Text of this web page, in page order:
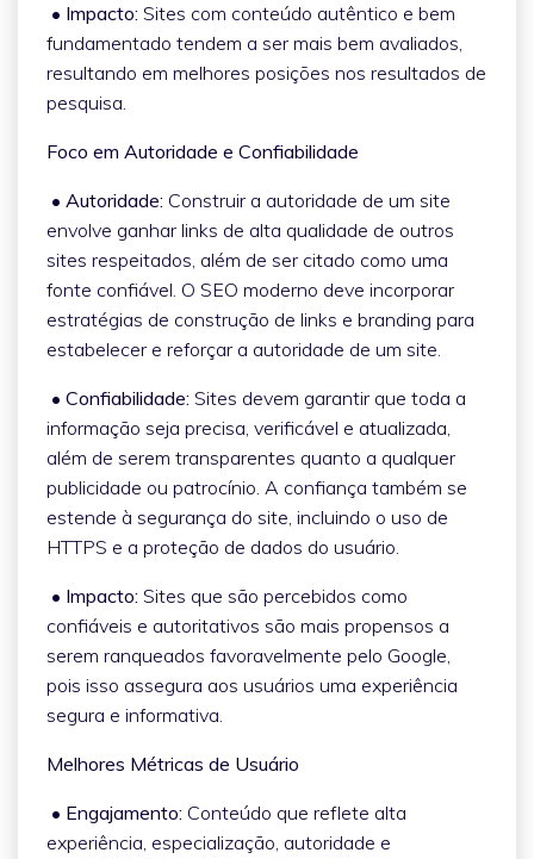
• Impacto: Sites com conteúdo autêntico e bem
fundamentado tendem a ser mais bem avaliados,
resultando em melhores posições nos resultados de
pesquisa.
Foco em Autoridade e Confiabilidade
• Autoridade: Construir a autoridade de um site
envolve ganhar links de alta qualidade de outros
sites respeitados, além de ser citado como uma
fonte confiável. O SEO moderno deve incorporar
estratégias de construção de links e branding para
estabelecer e reforçar a autoridade de um site.
• Confiabilidade: Sites devem garantir que toda a
informação seja precisa, verificável e atualizada,
além de serem transparentes quanto a qualquer
publicidade ou patrocínio. A confiança também se
estende à segurança do site, incluindo o uso de
HTTPS e a proteção de dados do usuário.
• Impacto: Sites que são percebidos como
confiáveis e autoritativos são mais propensos a
serem ranqueados favoravelmente pelo Google,
pois isso assegura aos usuários uma experiência
segura e informativa.
Melhores Métricas de Usuário
• Engajamento: Conteúdo que reflete alta
experiência, especialização, autoridade e